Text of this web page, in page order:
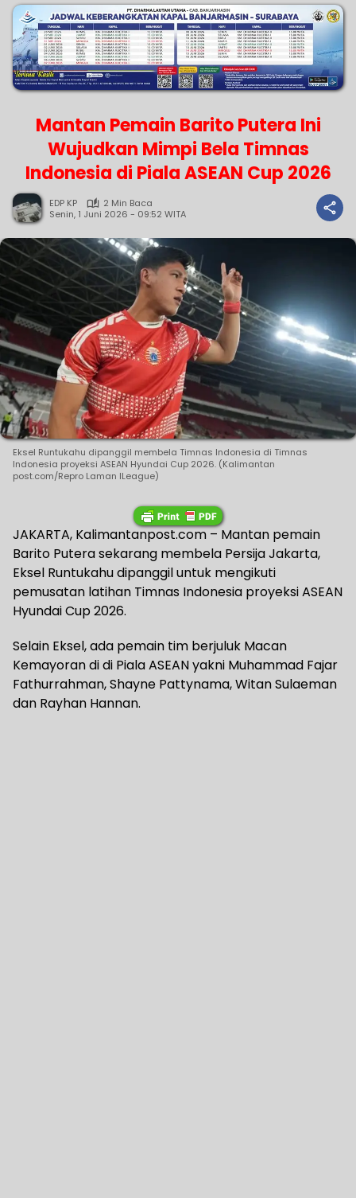
Mantan Pemain Barito Putera Ini
Wujudkan Mimpi Bela Timnas
Indonesia di Piala ASEAN Cup 2026
EDP KP
2 Min Baca
Senin, 1 Juni 2026 - 09:52 WITA
Eksel Runtukahu dipanggil membela Timnas Indonesia di Timnas
Indonesia proyeksi ASEAN Hyundai Cup 2026. (Kalimantan
post.com/Repro Laman ILeague)
JAKARTA, Kalimantanpost.com – Mantan pemain
Barito Putera sekarang membela Persija Jakarta,
Eksel Runtukahu dipanggil untuk mengikuti
pemusatan latihan Timnas Indonesia proyeksi ASEAN
Hyundai Cup 2026.
Selain Eksel, ada pemain tim berjuluk Macan
Kemayoran di di Piala ASEAN yakni Muhammad Fajar
Fathurrahman, Shayne Pattynama, Witan Sulaeman
dan Rayhan Hannan.